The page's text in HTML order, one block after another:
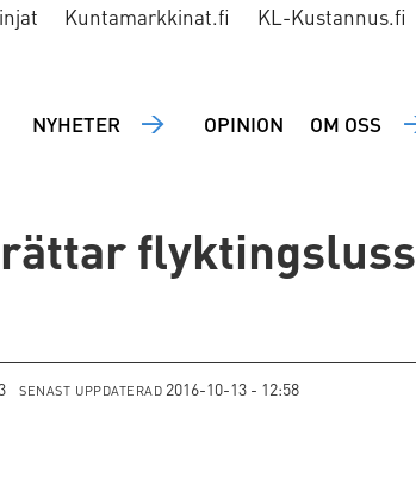
Kuntamarkkinat.fi KL-Kustannus.fi
NYHETER OPINION OM OSS
SENAST UPPDATERAD 2016-10-13 - 12:58